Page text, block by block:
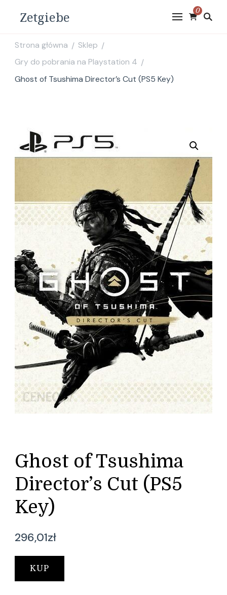
Zetgiebe 0
Strona główna / Sklep /
Gry do pobrania na Playstation 4 /
Ghost of Tsushima Director’s Cut (PS5 Key)
Ghost of Tsushima
Director’s Cut (PS5
Key)
296,01zł
KUP